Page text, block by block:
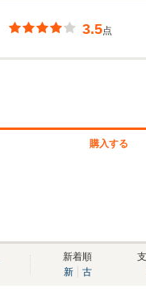
3.5点
購入する
新着順
新
古